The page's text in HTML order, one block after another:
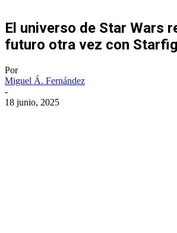
El universo de Star Wars
futuro otra vez con
Por
Miguel Á. Fernández
-
18 junio, 2025